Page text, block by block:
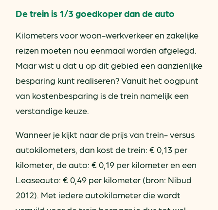
De trein is 1/3 goedkoper dan de auto
Kilometers voor woon-werkverkeer en zakelijke
reizen moeten nou eenmaal worden afgelegd.
Maar wist u dat u op dit gebied een aanzienlijke
besparing kunt realiseren? Vanuit het oogpunt
van kostenbesparing is de trein namelijk een
verstandige keuze.
Wanneer je kijkt naar de prijs van trein- versus
autokilometers, dan kost de trein: € 0,13 per
kilometer, de auto: € 0,19 per kilometer en een
Leaseauto: € 0,49 per kilometer (bron: Nibud
2012). Met iedere autokilometer die wordt